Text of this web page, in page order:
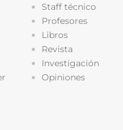
Staff técnico
Profesores
Libros
Revista
Investigación
Opiniones